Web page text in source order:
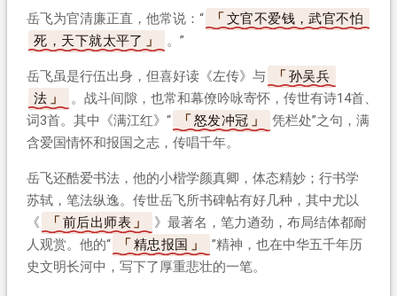
岳飞为官清廉正直，他常说：“
文官不爱钱，武官不怕
死，天下就太平了
。”
岳飞虽是行伍出身，但喜好读《左传》与
孙吴兵
法
。战斗间隙，也常和幕僚吟咏寄怀，传世有诗14首、
词3首。其中《满江红》“
怒发冲冠
凭栏处”之句，满
含爱国情怀和报国之志，传唱千年。
岳飞还酷爱书法，他的小楷学颜真卿，体态精妙；行书学
苏轼，笔法纵逸。传世岳飞所书碑帖有好几种，其中尤以
《
前后出师表
》最著名，笔力遒劲，布局结体都耐
人观赏。他的“
精忠报国
”精神，也在中华五千年历
史文明长河中，写下了厚重悲壮的一笔。